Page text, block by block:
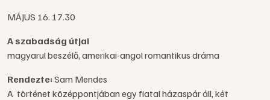
MÁJUS 16. 17.30
A szabadság útjai
magyarul beszélő, amerikai-angol romantikus dráma
Rendezte:Sam Mendes
A történet középpontjában egy fiatal házaspár áll, két